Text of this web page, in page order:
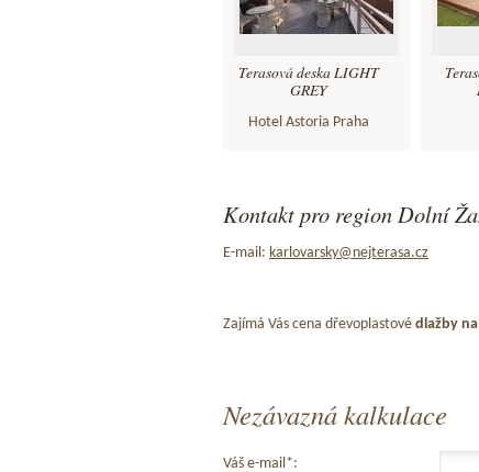
Terasová deska LIGHT
GREY
Hotel Astoria Praha
Kontakt pro region Dolní
E-mail: karlovarsky@nejterasa.cz
Zajímá Vás cena dřevoplastové dlažby
Nezávazná kalkulace
Váš e-mail*: